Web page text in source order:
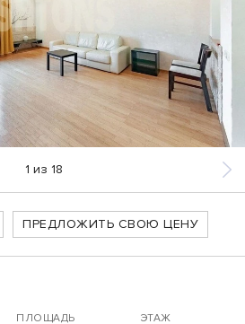
1 из 18
ПРЕДЛОЖИТЬ СВОЮ ЦЕНУ
ПЛОЩАДЬ ЭТАЖ